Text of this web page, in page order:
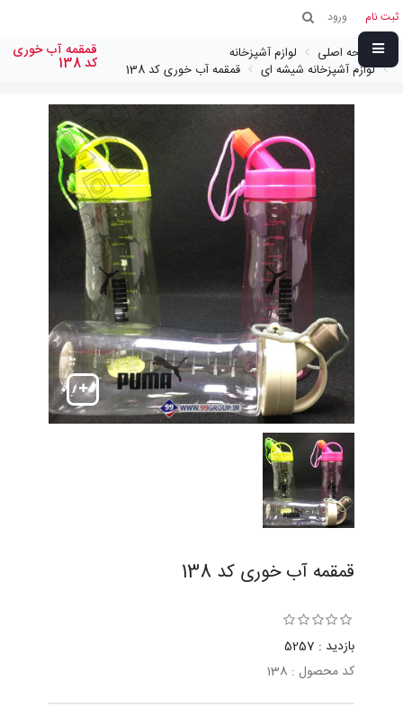
ثبت نام ورود
صفحه اصلی
لوازم آشپزخانه
لوازم آشپزخانه شیشه ای
قمقمه آب خوری کد 138
قمقمه آب خوری
کد 138
قمقمه آب خوری کد 138
بازدید : 5257
کد محصول : 138